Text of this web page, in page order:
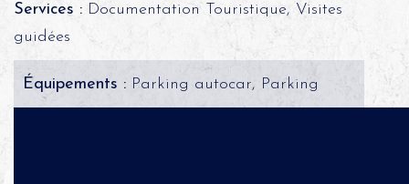
Services :Documentation Touristique, Visites
guidées
Équipements :Parking autocar, Parking